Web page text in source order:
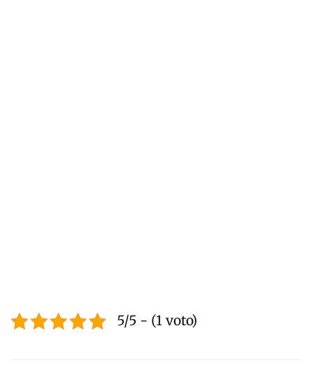
5/5 - (1 voto)